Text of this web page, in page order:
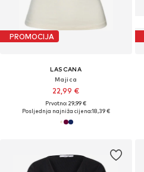
PROMOCIJA
LASCANA
Majica
22,99 €
Prvotno: 29,99 €
Posljednja najniža cijena:18,39 €